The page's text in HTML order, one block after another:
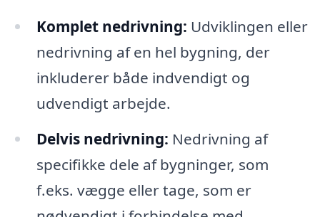
Komplet nedrivning: Udviklingen eller
nedrivning af en hel bygning, der
inkluderer både indvendigt og
udvendigt arbejde.
Delvis nedrivning: Nedrivning af
specifikke dele af bygninger, som
f.eks. vægge eller tage, som er